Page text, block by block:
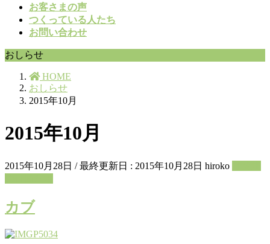
お客さまの声
つくっている人たち
お問い合わせ
おしらせ
HOME
おしらせ
2015年10月
2015年10月
2015年10月28日 / 最終更新日 : 2015年10月28日 hiroko
カブ